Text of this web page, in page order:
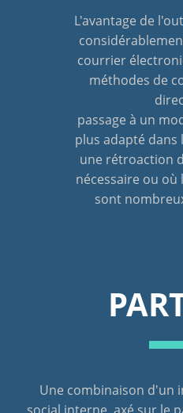
L'avantage de
courrier
méthodes de
passage à un
plus adapté dans
une rétroaction
nécessaire ou
sont
Une combinaison d'un